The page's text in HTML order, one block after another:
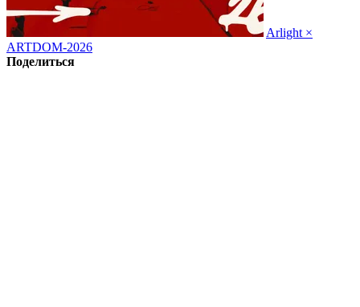
Arlight ×
ARTDOM-2026
Поделиться